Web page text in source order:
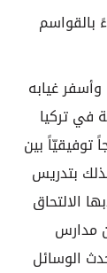
بالقواسم
غيابه
في تركيا
توفيقيّاً بين
بتدريس
الالتحاق
مدارس
الوسائل